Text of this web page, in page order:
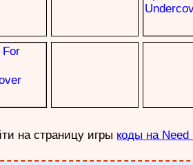
на страницу игры коды на